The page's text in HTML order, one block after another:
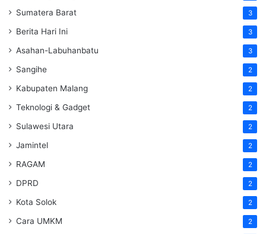
Sumatera Barat 3
Berita Hari Ini 3
Asahan-Labuhanbatu 3
Sangihe 2
Kabupaten Malang 2
Teknologi & Gadget 2
Sulawesi Utara 2
Jamintel 2
RAGAM 2
DPRD 2
Kota Solok 2
Cara UMKM 2